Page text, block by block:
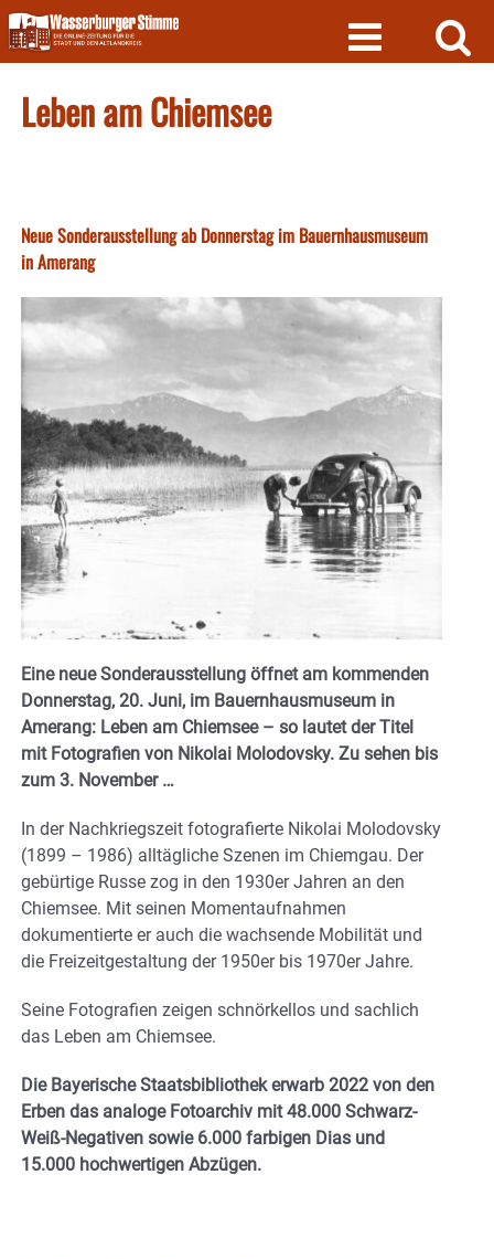
Skip
to
content
Leben am Chiemsee
Neue Sonderausstellung ab Donnerstag im Bauernhausmuseum
in Amerang
Eine neue Sonderausstellung öffnet am kommenden
Donnerstag, 20. Juni, im Bauernhausmuseum in
Amerang: Leben am Chiemsee – so lautet der Titel
mit Fotografien von Nikolai Molodovsky. Zu sehen bis
zum 3. November …
In der Nachkriegszeit fotografierte Nikolai Molodovsky
(1899 – 1986) alltägliche Szenen im Chiemgau. Der
gebürtige Russe zog in den 1930er Jahren an den
Chiemsee. Mit seinen Momentaufnahmen
dokumentierte er auch die wachsende Mobilität und
die Freizeitgestaltung der 1950er bis 1970er Jahre.
Seine Fotografien zeigen schnörkellos und sachlich
das Leben am Chiemsee.
Die Bayerische Staatsbibliothek erwarb 2022 von den
Erben das analoge Fotoarchiv mit 48.000 Schwarz-
Weiß-Negativen sowie 6.000 farbigen Dias und
15.000 hochwertigen Abzügen.